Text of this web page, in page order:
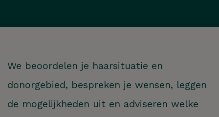
We beoordelen je haarsituatie en
donorgebied, bespreken je wensen, leggen
de mogelijkheden uit en adviseren welke